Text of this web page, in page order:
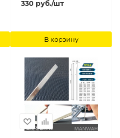
330 руб./шт
В корзину